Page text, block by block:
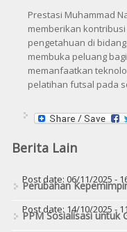
Prestasi Muhammad
memberikan
pengetahuan di
membuka peluang
memanfaatkan
pelatihan futsal pada
Berita Lain
Post date: 06/11/2025 -
Perubahan
Post date:14/10/2025 -
PPM Sosialisasi untuk